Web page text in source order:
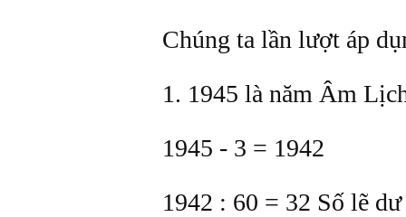
Chúng ta lần lượt áp
1. 1945 là năm Âm
1945 - 3 = 1942
1942 : 60 = 32 Số lẽ